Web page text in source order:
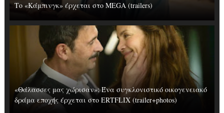
Το «Κάμπινγκ» έρχεται στο MEGA (trailers)
«Θάλασσες μας χώρισαν»: Ένα συγκλονιστικό οικογενειακό
δράμα εποχής έρχεται στο ERTFLIX (trailer+photos)